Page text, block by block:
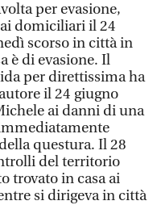
per evasione,
domiciliari il 24
scorso in città in
è di evasione. Il
per direttissima ha
il 24 giugno
ai danni di una
questura. Il 28
del territorio
trovato in casa ai
si dirigeva in città